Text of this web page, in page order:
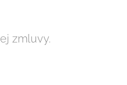
zmluvy.